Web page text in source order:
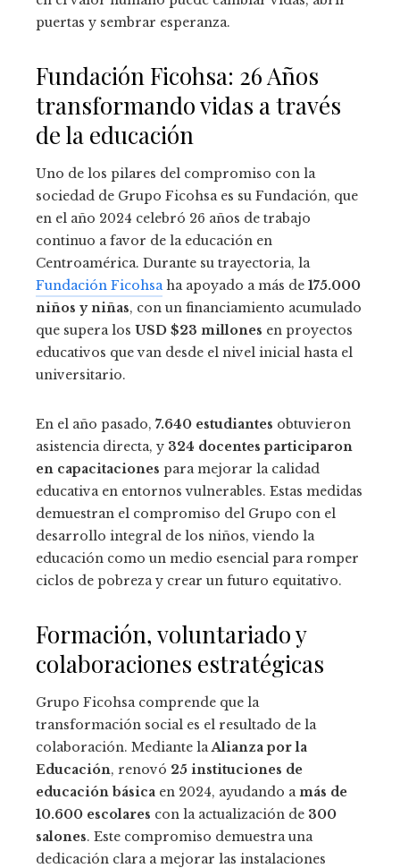
puertas y sembrar esperanza.
Fundación Ficohsa: 26 Años
transformando vidas a través
de la educación
Uno de los pilares del compromiso con la
sociedad de Grupo Ficohsa es su Fundación, que
en el año 2024 celebró 26 años de trabajo
continuo a favor de la educación en
Centroamérica. Durante su trayectoria, la
Fundación Ficohsaha apoyado a más de 175.000
niños y niñas, con un financiamiento acumulado
que supera los USD $23 millones en proyectos
educativos que van desde el nivel inicial hasta el
universitario.
En el año pasado, 7.640 estudiantes obtuvieron
asistencia directa, y 324 docentes participaron
en capacitaciones para mejorar la calidad
educativa en entornos vulnerables. Estas medidas
demuestran el compromiso del Grupo con el
desarrollo integral de los niños, viendo la
educación como un medio esencial para romper
ciclos de pobreza y crear un futuro equitativo.
Formación, voluntariado y
colaboraciones estratégicas
Grupo Ficohsa comprende que la
transformación social es el resultado de la
colaboración. Mediante laAlianza por la
Educación, renovó 25 instituciones de
educación básica en 2024, ayudando amás de
10.600 escolares con la actualización de 300
salones. Este compromiso demuestra una
dedicación clara a mejorar las instalaciones